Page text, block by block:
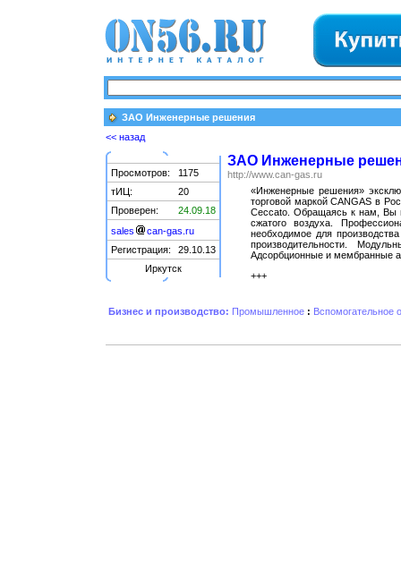
ЗАО Инженерные решения
<< назад
Просмотров:
1175
тИЦ:
20
Проверен:
24.09.18
sales
can-gas.ru
Регистрация:
29.10.13
Иркутск
ЗАО Инженерные
http://www.can-gas.ru
«Инженерные решения»
торговой маркой CANGAS в
Ceccato. Обращаясь к нам, Вы
сжатого воздуха.
необходимое для
производительности.
Адсорбционные и мембранные
+++
Бизнес и производство: Промышленное : Вспомогательное